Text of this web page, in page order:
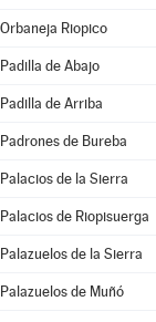
Orbaneja Riopico
Padilla de Abajo
Padilla de Arriba
Padrones de Bureba
Palacios de la Sierra
Palacios de Riopisuerga
Palazuelos de la Sierra
Palazuelos de Muñó